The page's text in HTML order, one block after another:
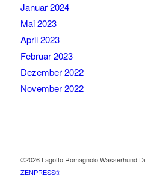
Januar 2024
Mai 2023
April 2023
Februar 2023
Dezember 2022
November 2022
©2026 Lagotto Romagnolo Wasserhund
ZENPRESS®